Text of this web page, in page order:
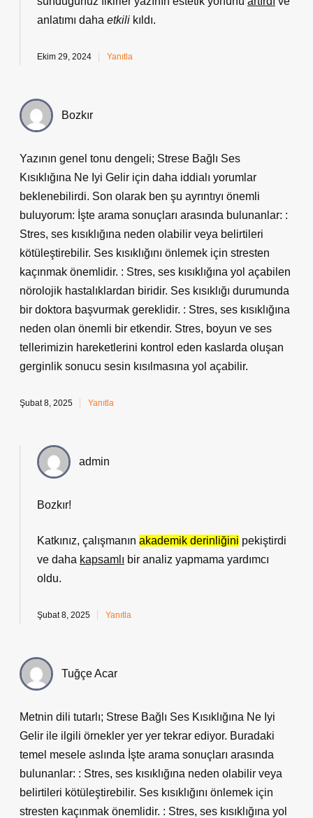
anlatımı daha etkili kıldı.
Ekim 29, 2024 Yanıtla
Bozkır
Yazının genel tonu dengeli; Strese Bağlı Ses
Kısıklığına Ne Iyi Gelir için daha iddialı yorumlar
beklenebilirdi. Son olarak ben şu ayrıntıyı önemli
buluyorum: İşte arama sonuçları arasında bulunanlar: :
Stres, ses kısıklığına neden olabilir veya belirtileri
kötüleştirebilir. Ses kısıklığını önlemek için stresten
kaçınmak önemlidir. : Stres, ses kısıklığına yol açabilen
nörolojik hastalıklardan biridir. Ses kısıklığı durumunda
bir doktora başvurmak gereklidir. : Stres, ses kısıklığına
neden olan önemli bir etkendir. Stres, boyun ve ses
tellerimizin hareketlerini kontrol eden kaslarda oluşan
gerginlik sonucu sesin kısılmasına yol açabilir.
Şubat 8, 2025 Yanıtla
admin
Bozkır!
Katkınız, çalışmanın akademik derinliğini pekiştirdi
ve daha kapsamlı bir analiz yapmama yardımcı
oldu.
Şubat 8, 2025 Yanıtla
Tuğçe Acar
Metnin dili tutarlı; Strese Bağlı Ses Kısıklığına Ne Iyi
Gelir ile ilgili örnekler yer yer tekrar ediyor. Buradaki
temel mesele aslında İşte arama sonuçları arasında
bulunanlar: : Stres, ses kısıklığına neden olabilir veya
belirtileri kötüleştirebilir. Ses kısıklığını önlemek için
stresten kaçınmak önemlidir. : Stres, ses kısıklığına yol